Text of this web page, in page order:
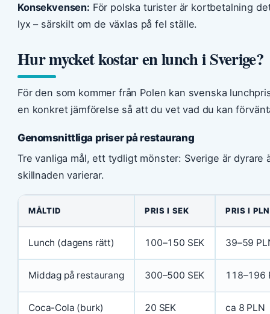
Konsekvensen: För polska turister är kortbetalning
lyx – särskilt om de växlas på fel ställe.
Hur mycket kostar en lunch i Sverige?
För den som kommer från Polen kan svenska
en konkret jämförelse så att du vet vad du kan
Genomsnittliga priser på restaurang
Tre vanliga mål, ett tydligt mönster: Sverige är dyrare
skillnaden varierar.
MÅLTID PRIS I SEK PRIS I PLN
Lunch (dagens rätt) 100–150 SEK 39–59
Middag på restaurang 300–500 SEK 118–196
Coca-Cola (burk) 20 SEK ca 8 PLN